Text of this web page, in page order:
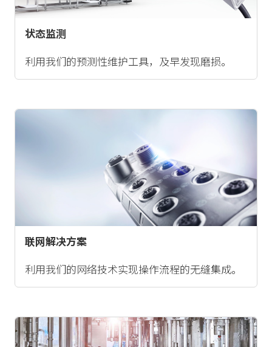
状态监测
利用我们的预测性维护工具，及早发现磨损。
联网解决方案
利用我们的网络技术实现操作流程的无缝集成。